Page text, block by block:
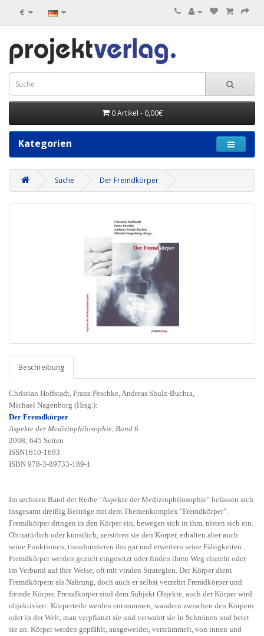
€
0 Artikel - 0,00€
Kategorien
Suche Der Fremdkörper
Beschreibung
Christian Hoffstadt, Franz Peschke, Andreas Shulz-Buchta,
Michael Nagenborg (Hrsg.):
Der Fremdkörper
Aspekte der Medizinphilosophie, Band 6
2008; 645 Seiten
ISSN1610-1693
ISBN 978-3-89733-189-1
Im sechsten Band der Reihe "Aspekte der Medizinphilosophie" befassen sich
insgesamt dreißig Beiträge mit dem Themenkomplex "Fremdkörper".
Fremdkörper dringen in den Körper ein, bewegen sich in ihm, nisten sich ein.
Ob natürlich oder künstlich, zerstören sie den Körper, erhalten aber auch
seine Funktionen, transformieren ihn gar und erweitern seine Fähigkeiten.
Fremdkörper werden gezielt eingesetzt oder finden ihren Weg einzeln oder
im Verbund auf ihre Weise, oft mit viralen Strategien. Der Körper dient
Fremdkörpern als Nahrung, doch auch er selbst verzehrt Fremdkörper und
fremde Körper. Fremdkörper sind dem Subjekt Objekte, auch der Körper wird
objektiviert: Körperteile werden entnommen, wandern zwischen den Körpern
oder in der Welt, man verpflanzt sie und verwahrt sie in Schreinen und betet
sie an. Körper werden gepfählt, ausgeweidet, verstümmelt, von innen und